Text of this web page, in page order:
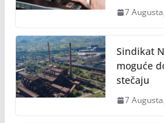
7
Sindikat
moguće
stečaju
7